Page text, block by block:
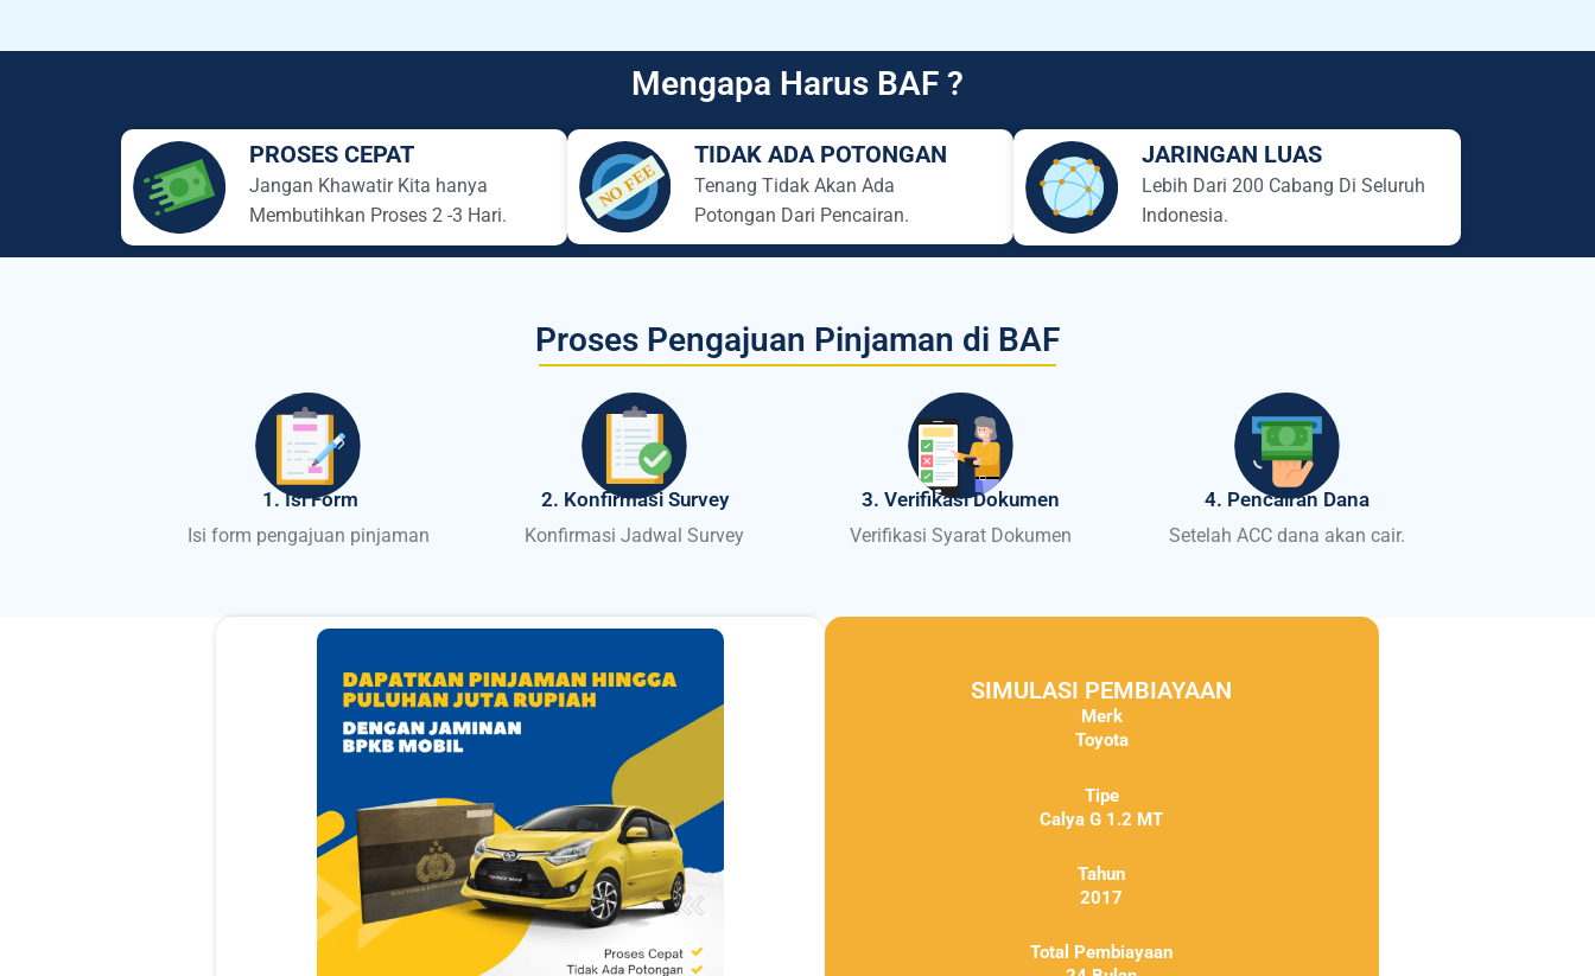
Mengapa Harus BAF ?
PROSES CEPAT
Jangan Khawatir Kita hanya
Membutihkan Proses 2 -3 Hari.
TIDAK ADA POTONGAN
Tenang Tidak Akan Ada
Potongan Dari Pencairan.
JARINGAN LUAS
Lebih Dari 200 Cabang Di Seluruh
Indonesia.
Proses Pengajuan Pinjaman di BAF
1. Isi Form
Isi form pengajuan pinjaman
2. Konfirmasi Survey
Konfirmasi Jadwal Survey
3. Verifikasi Dokumen
Verifikasi Syarat Dokumen
4. Pencairan Dana
Setelah ACC dana akan cair.
SIMULASI PEMBIAYAAN
Merk
Toyota
Tipe
Calya G 1.2 MT
Tahun
2017
Total Pembiayaan